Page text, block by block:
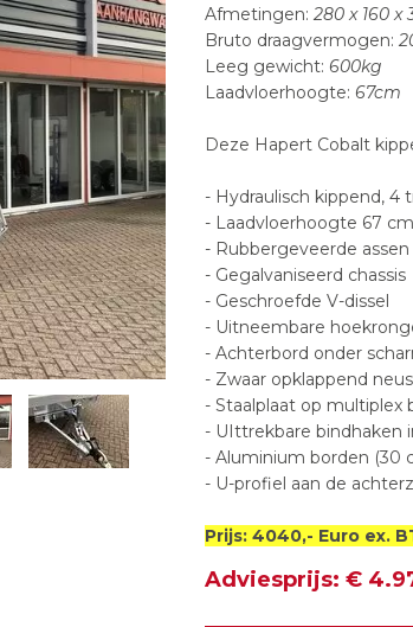
Afmetingen: 280 x 160 x
Bruto draagvermogen:
Leeg gewicht: 600kg
Laadvloerhoogte: 67cm
Deze Hapert Cobalt
- Hydraulisch kippend, 4
- Laadvloerhoogte 67
- Rubbergeveerde
- Gegalvaniseerd chassis
- Geschroefde V-dissel
- Uitneembare
- Achterbord onder
- Zwaar opklappend
- Staalplaat op
- UIttrekbare bindhaken
- Aluminium borden (30
- U-profiel aan de
Prijs: 4040,- Euro ex.
Adviesprijs: €